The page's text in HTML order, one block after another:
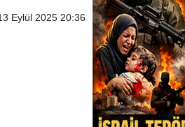
Eylül 2025 20:36